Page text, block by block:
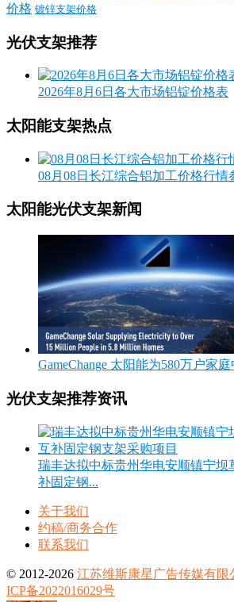
价格 镀锌支架价格
光伏支架推荐
2026年8月6日各大市场铝锭价格表
太阳能支架热点
08月08日长江综合铝加工价格行情
太阳能光伏支架新闻
GameChange 太阳能为580万户家
光伏支架推荐资讯
瑞丰达拟中标贵州华电安顺镇宁坝
补固定钢...
关于我们
约稿/商务合作
联系我们
© 2012-2026 江苏维斯康星广告传媒有限
ICP备2022016029号